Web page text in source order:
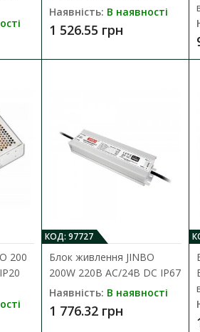
живлення JINBO 100 Вт 220В AC/
В наявності
для світлодіодної стрічки JINBO
Наявність: В наявності
1 526.55 грн
200
КОД: 97727
Блок живлення JINBO
200W 220В AC/24В DC IP67
Наявність: В наявності
1 776.32 грн